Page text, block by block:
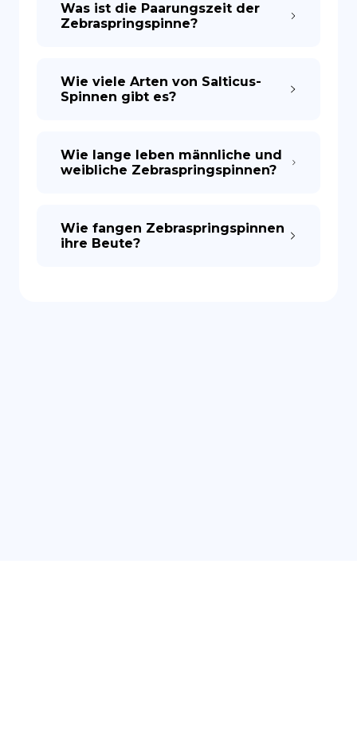
Was ist die Paarungszeit der
Zebraspringspinne?
Wie viele Arten von Salticus-
Spinnen gibt es?
Wie lange leben männliche und
weibliche Zebraspringspinnen?
Wie fangen Zebraspringspinnen
ihre Beute?